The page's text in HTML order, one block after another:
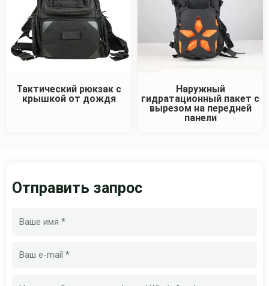
Тактический рюкзак с
крышкой от дождя
Наружный
гидратационный пакет с
вырезом на передней
панели
Отправить запрос